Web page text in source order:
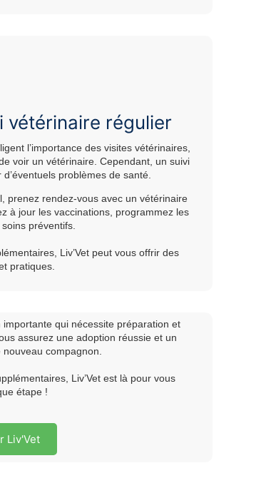
vétérinaire régulier
l’importance des visites vétérinaires,
voir un vétérinaire. Cependant, un suivi
problèmes de santé.
prenez rendez-vous avec un vétérinaire
à jour les vaccinations, programmez les
préventifs.
Liv’Vet peut vous offrir des
pratiques.
qui nécessite préparation et
assurez une adoption réussie et un
compagnon.
Liv’Vet est là pour vous
étape !
Liv'Vet